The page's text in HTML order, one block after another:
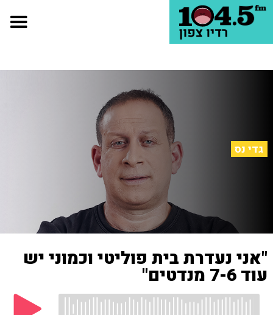
גדי נס
"אני נעדרת בית פוליטי וכמוני יש
עוד 7-6 מנדטים"